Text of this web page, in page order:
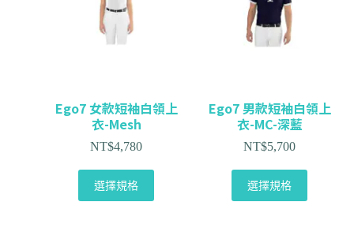
Ego7 女款短袖白領上
衣-Mesh
NT$4,780
選擇規格
Ego7 男款短袖白領上
衣-MC-深藍
NT$5,700
選擇規格